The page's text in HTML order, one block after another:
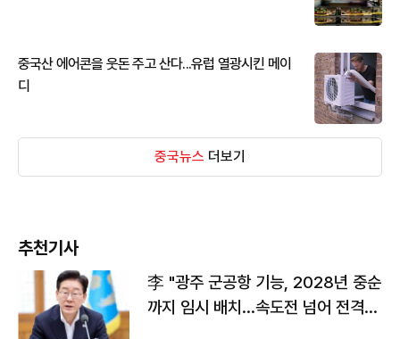
중국산 에어콘을 웃돈 주고 산다...유럽 열광시킨 메이
디
중국뉴스 더보기
추천기사
李 "광주 군공항 기능, 2028년 중순
까지 임시 배치…속도전 넘어 전격